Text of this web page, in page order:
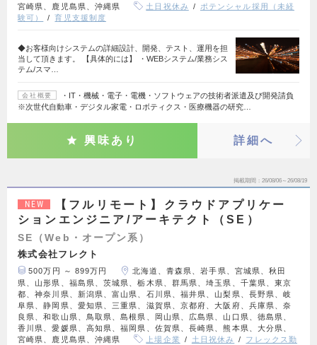
宮崎県、鹿児島県、沖縄県
土日祝休み
ポテンシャル採用（未経
験可）
育児支援制度
◆お客様向けシステムの詳細設計、開発、テスト、運用を担
当して頂きます。 【具体的には】 ・WEBシステム/業務シス
テム/スマ…
会社概要
・IT・機械・電子・電機・ソフトウェアの技術者派遣及び開発請負
※次世代自動車・デジタル家電・ロボティクス・医療機器の研究…
興味あり 詳細へ
掲載期間 26/08/06～26/08/19
NEW
【フルリモート】クラウドアプリケー
ションエンジニア/アーキテクト（SE）
SE（Web・オープン系）
株式会社フレクト
500万円 ～ 899万円
北海道、青森県、岩手県、宮城県、秋田
県、山形県、福島県、茨城県、栃木県、群馬県、埼玉県、千葉県、東京
都、神奈川県、新潟県、富山県、石川県、福井県、山梨県、長野県、岐
阜県、静岡県、愛知県、三重県、滋賀県、京都府、大阪府、兵庫県、奈
良県、和歌山県、鳥取県、島根県、岡山県、広島県、山口県、徳島県、
香川県、愛媛県、高知県、福岡県、佐賀県、長崎県、熊本県、大分県、
宮崎県、鹿児島県、沖縄県
上場企業 土日祝休み
フレックス勤